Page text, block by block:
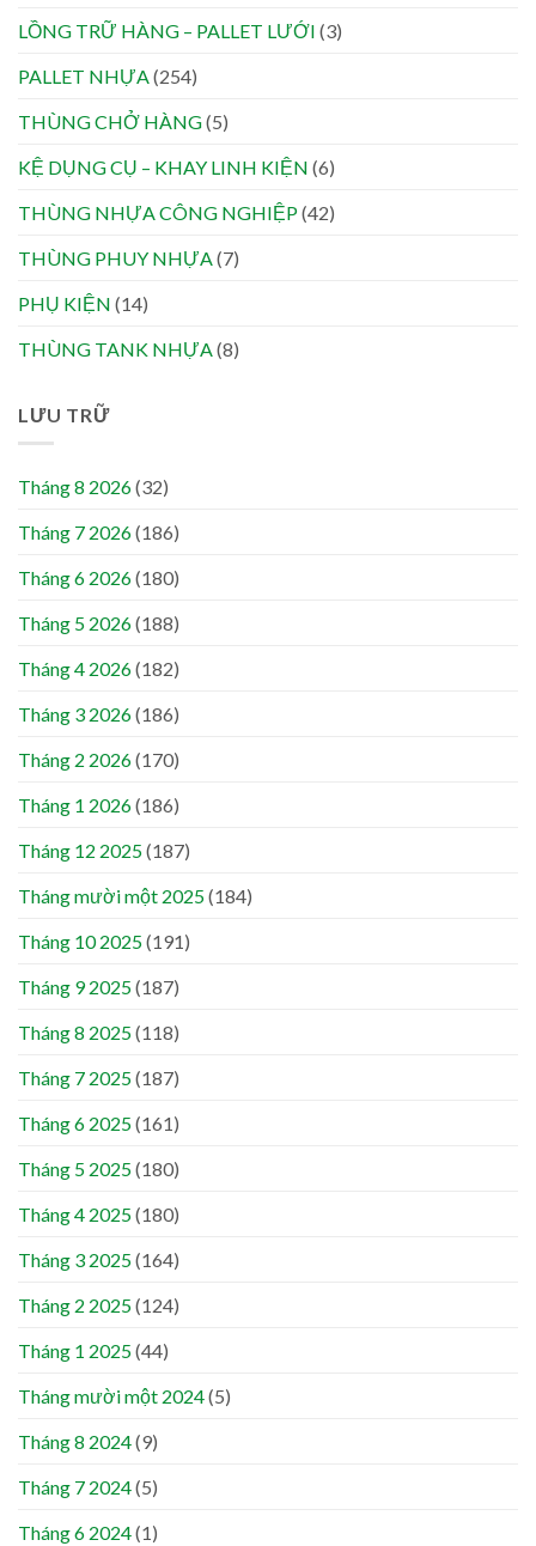
LỒNG TRỮ HÀNG – PALLET LƯỚI (3)
PALLET NHỰA (254)
THÙNG CHỞ HÀNG(5)
KỆ DỤNG CỤ – KHAY LINH KIỆN (6)
THÙNG NHỰA CÔNG NGHIỆP(42)
THÙNG PHUY NHỰA (7)
PHỤ KIỆN (14)
THÙNG TANK NHỰA (8)
LƯU TRỮ
Tháng 8 2026(32)
Tháng 7 2026(186)
Tháng 6 2026(180)
Tháng 5 2026(188)
Tháng 4 2026(182)
Tháng 3 2026(186)
Tháng 2 2026(170)
Tháng 1 2026(186)
Tháng 12 2025(187)
Tháng mười một 2025(184)
Tháng 10 2025(191)
Tháng 9 2025(187)
Tháng 8 2025(118)
Tháng 7 2025(187)
Tháng 6 2025(161)
Tháng 5 2025(180)
Tháng 4 2025(180)
Tháng 3 2025(164)
Tháng 2 2025(124)
Tháng 1 2025(44)
Tháng mười một 2024(5)
Tháng 8 2024(9)
Tháng 7 2024(5)
Tháng 6 2024(1)